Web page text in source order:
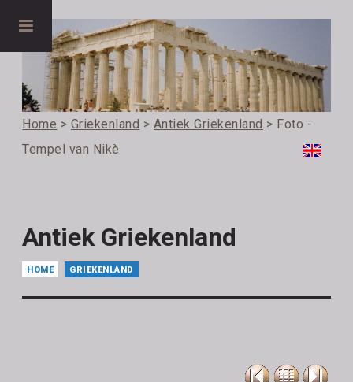
Home > Griekenland > Antiek Griekenland > Foto -
Tempel van Nikè
Antiek Griekenland
HOME GRIEKENLAND